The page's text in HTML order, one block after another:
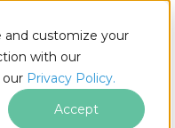
and customize your
with our
our Privacy Policy.
Accept